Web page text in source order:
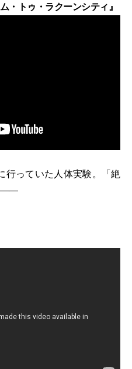
・トゥ・ラクーンシティ』
行っていた人体実験。「絶
――